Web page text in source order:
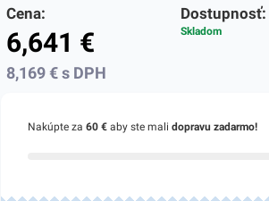
Cena:
6,641 €
8,169€s DPH
Dostupnosť:
Skladom
Nakúpte za 60 €aby ste mali dopravu zadarmo!